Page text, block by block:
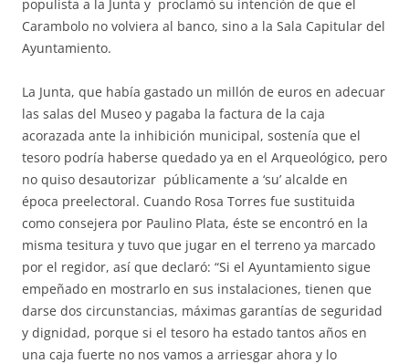
populista a la Junta y proclamó su intención de que el
Carambolo no volviera al banco, sino a la Sala Capitular del
Ayuntamiento.
La Junta, que había gastado un millón de euros en adecuar
las salas del Museo y pagaba la factura de la caja
acorazada ante la inhibición municipal, sostenía que el
tesoro podría haberse quedado ya en el Arqueológico, pero
no quiso desautorizar públicamente a ‘su’ alcalde en
época preelectoral. Cuando Rosa Torres fue sustituida
como consejera por Paulino Plata, éste se encontró en la
misma tesitura y tuvo que jugar en el terreno ya marcado
por el regidor, así que declaró: “Si el Ayuntamiento sigue
empeñado en mostrarlo en sus instalaciones, tienen que
darse dos circunstancias, máximas garantías de seguridad
y dignidad, porque si el tesoro ha estado tantos años en
una caja fuerte no nos vamos a arriesgar ahora y lo